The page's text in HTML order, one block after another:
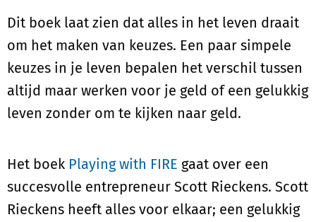
Dit boek laat zien dat alles in het leven draait
om het maken van keuzes. Een paar simpele
keuzes in je leven bepalen het verschil tussen
altijd maar werken voor je geld of een gelukkig
leven zonder om te kijken naar geld.
Het boek Playing with FIRE gaat over een
succesvolle entrepreneur Scott Rieckens. Scott
Rieckens heeft alles voor elkaar; een gelukkig